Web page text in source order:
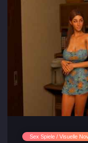
Sex Spiele / Visuelle